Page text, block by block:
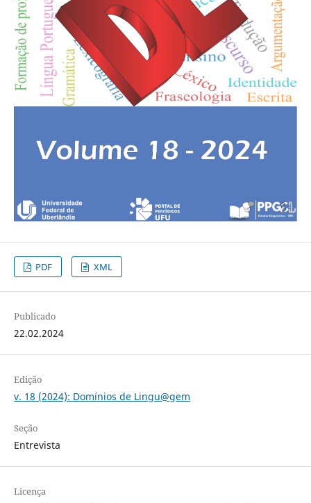
PDF XML
Publicado
22.02.2024
Edição
v. 18 (2024): Domínios de Lingu@gem
Seção
Entrevista
Licença